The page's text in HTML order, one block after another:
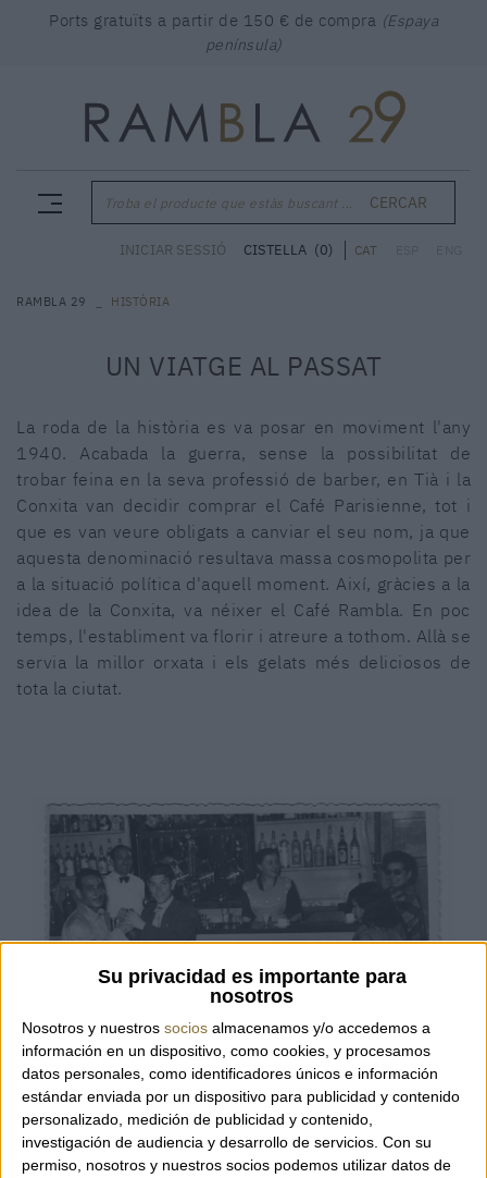
Su privacidad es importante para
nosotros
Nosotros y nuestros socios almacenamos y/o accedemos a
información en un dispositivo, como cookies, y procesamos
datos personales, como identificadores únicos e información
estándar enviada por un dispositivo para publicidad y contenido
personalizado, medición de publicidad y contenido,
investigación de audiencia y desarrollo de servicios. Con su
permiso, nosotros y nuestros socios podemos utilizar datos de
Ports gratuïts a partir de 150 € de compra (Espaya
península)
Troba el producte que estàs buscant ... CERCAR
CAT
INICIAR SESSIÓ CISTELLA (0)
RAMBLA 29 HISTÒRIA
UN VIATGE AL PASSAT
La roda de la història es va posar en moviment l'any
1940. Acabada la guerra, sense la possibilitat de
trobar feina en la seva professió de barber, en Tià i la
Conxita van decidir comprar el Café Parisienne, tot i
que es van veure obligats a canviar el seu nom, ja que
aquesta denominació resultava massa cosmopolita per
a la situació política d'aquell moment. Així, gràcies a la
idea de la Conxita, va néixer el Café Rambla. En poc
temps, l'establiment va florir i atreure a tothom. Allà se
servia la millor orxata i els gelats més deliciosos de
tota la ciutat.
Interior de la barra amb clients
1 2 3